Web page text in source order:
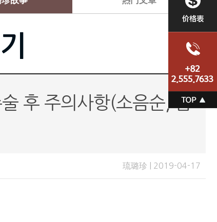
후 주의사항(소음순, 음
琉璐珍 | 2019-04-17